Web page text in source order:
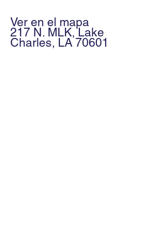
Ver en el mapa
217 N. MLK, Lake
Charles, LA 70601